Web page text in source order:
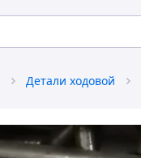
Детали ходовой